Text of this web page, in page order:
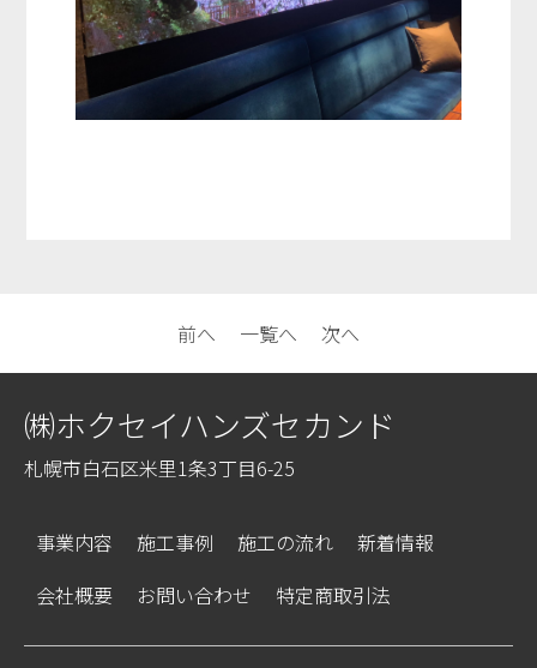
前へ 一覧へ 次へ
㈱ホクセイハンズセカンド
札幌市白石区米里1条3丁目6-25
事業内容 施工事例 施工の流れ
新着情報
会社概要
お問い合わせ 特定商取引法